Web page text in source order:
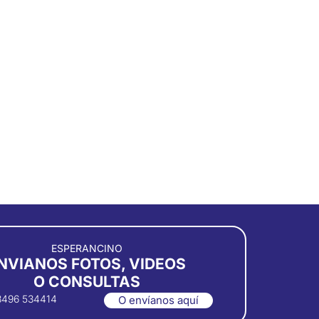
ESPERANCINO
FOTOS, VIDEOS
O CONSULTAS
534414 O envíanos aquí